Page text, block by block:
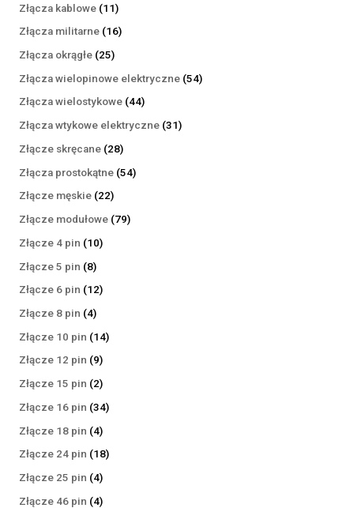
Złącza kablowe 1111
produktów
Złącza militarne 1616
Złącza okrągłe 2525
produktów
Złącza wielopinowe elektryczne 5454
Złącza wielostykowe 4444
produkty
Złącza wtykowe elektryczne 3131
Złącze skręcane 2828
produktów
Złącza prostokątne 5454
Złącze męskie 2222
produkty
Złącze modułowe 7979
Złącze 4 pin 1010
Złącze 5 pin 88
produktów
Złącze 6 pin 1212
Złącze 8 pin 44
produkty
Złącze 10 pin 1414
Złącze 12 pin 99
produktów
Złącze 15 pin 22
produkty
Złącze 16 pin 3434
Złącze 18 pin 44
produkty
Złącze 24 pin 1818
Złącze 25 pin 44
produkty
Złącze 46 pin 44